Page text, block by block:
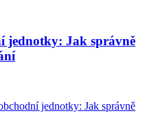
jednotky: Jak správně
jednotky: Jak správně